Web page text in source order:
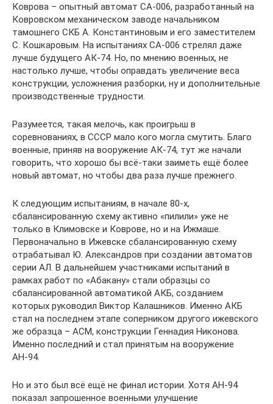
Коврова – опытный автомат СА-006, разработанный на
Ковровском механическом заводе начальником
тамошнего СКБ А. Константиновым и его заместителем
С. Кошкаровым. На испытаниях СА-006 стрелял даже
лучше будущего АК-74. Но, по мнению военных, не
настолько лучше, чтобы оправдать увеличение веса
конструкции, усложнения разборки, ну и дополнительные
производственные трудности.
Разумеется, такая мелочь, как проигрыш в
соревнованиях, в СССР мало кого могла смутить. Благо
военные, приняв на вооружение АК-74, тут же начали
говорить, что хорошо бы всё-таки заиметь ещё более
новый автомат, но чтобы два раза лучше прежнего.
К следующим испытаниям, в начале 80-х,
сбалансированную схему активно «пилили» уже не
только в Климовске и Коврове, но и на Ижмаше.
Первоначально в Ижевске сбалансированную схему
отрабатывал Ю. Александров при создании автоматов
серии АЛ. В дальнейшем участниками испытаний в
рамках работ по «Абакану» стали образцы со
сбалансированной автоматикой АКБ, созданием
которых руководил Виктор Калашников. Именно АКБ
стал на последнем этапе соперником другого ижевского
же образца – АСМ, конструкции Геннадия Никонова.
Именно последний и стал принятым на вооружение
АН-94.
Но и это был всё ещё не финал истории. Хотя АН-94
показал запрошенное военными улучшение